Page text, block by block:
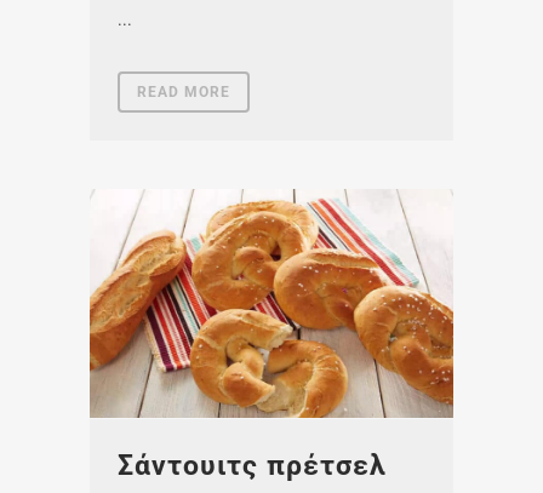
...
READ MORE
Σάντουιτς πρέτσελ